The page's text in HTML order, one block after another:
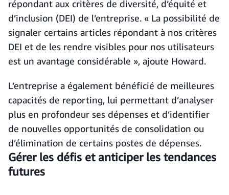
répondant aux critères de diversité, d’équité et
d’inclusion (DEI) de l’entreprise. « La possibilité de
signaler certains articles répondant à nos critères
DEI et de les rendre visibles pour nos utilisateurs
est un avantage considérable », ajoute Howard.
L’entreprise a également bénéficié de meilleures
capacités de reporting, lui permettant d’analyser
plus en profondeur ses dépenses et d’identifier
de nouvelles opportunités de consolidation ou
d’élimination de certains postes de dépenses.
Gérer les défis et anticiper les tendances
futures